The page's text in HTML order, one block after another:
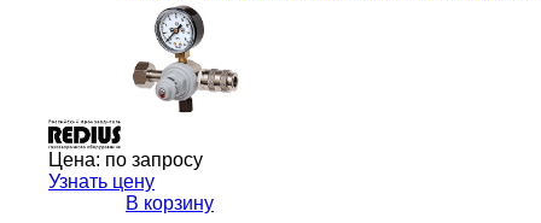
Цена: по запросу
Узнать цену
В корзину